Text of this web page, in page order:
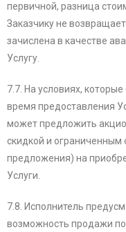
первичной, разница
Заказчику не
зачислена в качестве
Услугу.
7.7. На условиях,
время предоставления
может предложить
скидкой и ограниченным
предложения) на
Услуги.
7.8. Исполнитель
возможность продажи